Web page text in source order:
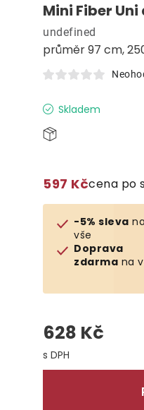
Mini Fiber
průměr 97 cm,
undefined
Skladem
597 Kčcena po
-5% sleva na
vše
Doprava
zdarma na
628 Kč
Měrná cena: